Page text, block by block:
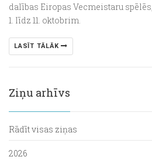
dalības Eiropas Vecmeistaru
1. līdz 11. oktobrim.
LASĪT TĀLĀK
Ziņu arhīvs
Rādīt visas ziņas
2026